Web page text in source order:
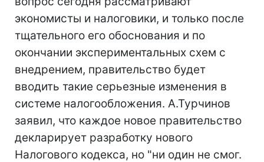
экономисты и налоговики, и только после
тщательного его обоснования и по
окончании экспериментальных схем с
внедрением, правительство будет
вводить такие серьезные изменения в
системе налогообложения. А.Турчинов
заявил, что каждое новое правительство
декларирует разработку нового
Налогового кодекса, но "ни один не смог.